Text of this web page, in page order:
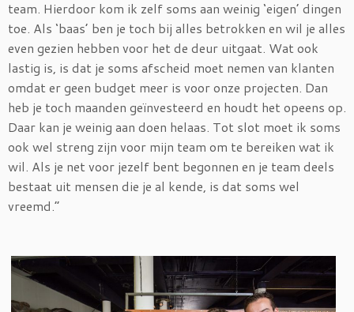
team. Hierdoor kom ik zelf soms aan weinig ‘eigen’ dingen
toe. Als ‘baas’ ben je toch bij alles betrokken en wil je alles
even gezien hebben voor het de deur uitgaat. Wat ook
lastig is, is dat je soms afscheid moet nemen van klanten
omdat er geen budget meer is voor onze projecten. Dan
heb je toch maanden geïnvesteerd en houdt het opeens op.
Daar kan je weinig aan doen helaas. Tot slot moet ik soms
ook wel streng zijn voor mijn team om te bereiken wat ik
wil. Als je net voor jezelf bent begonnen en je team deels
bestaat uit mensen die je al kende, is dat soms wel
vreemd.”